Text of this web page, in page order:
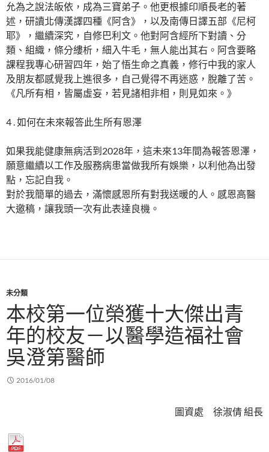
允為之說法皈依，成為三寶弟子。他更根據印順長老的著
述，研讀北傳漢譯四種《阿含》，以及南傳日譯五部《尼柯
耶》，繼續深究，自修巴利文。他對阿含經所下對讀、分
類、組織，條分縷析，細入牛毛，無人能出其右。阿含要略
課程我專心研習四年，始了悟生命之真義，修行中我的家人
及朋友都感覺我上進很多，自己覺得不再迷惑，脫離了苦。
《凡所有相，皆屬虛妄，若見諸相非相，則見如來。》
4 . 如何在未來報答此生所有恩澤
如果我能健康無病活到2028年，這未來13年間為報答恩澤，
願意繼續以工作及服務病患當做我所有娛樂，以利他為出發
點，忘記自我。
對於我簡單的過去，滿懷感恩所有對我送暖的人。感恩高醫
大邀稿，讓我頭一次有此表達良機。
未分類
本校第一位榮獲十大傑出青
年的校友－以醫學造福社會
吳澄第醫師
2016/01/08
圖資處 徐淑倩 組長